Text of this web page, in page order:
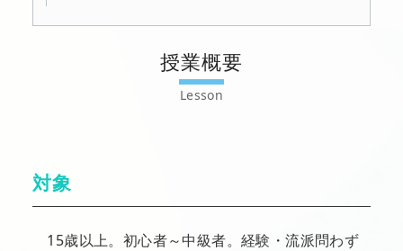
授業概要
対象
15歳以上。初心者～中級者。経験・流派問わず